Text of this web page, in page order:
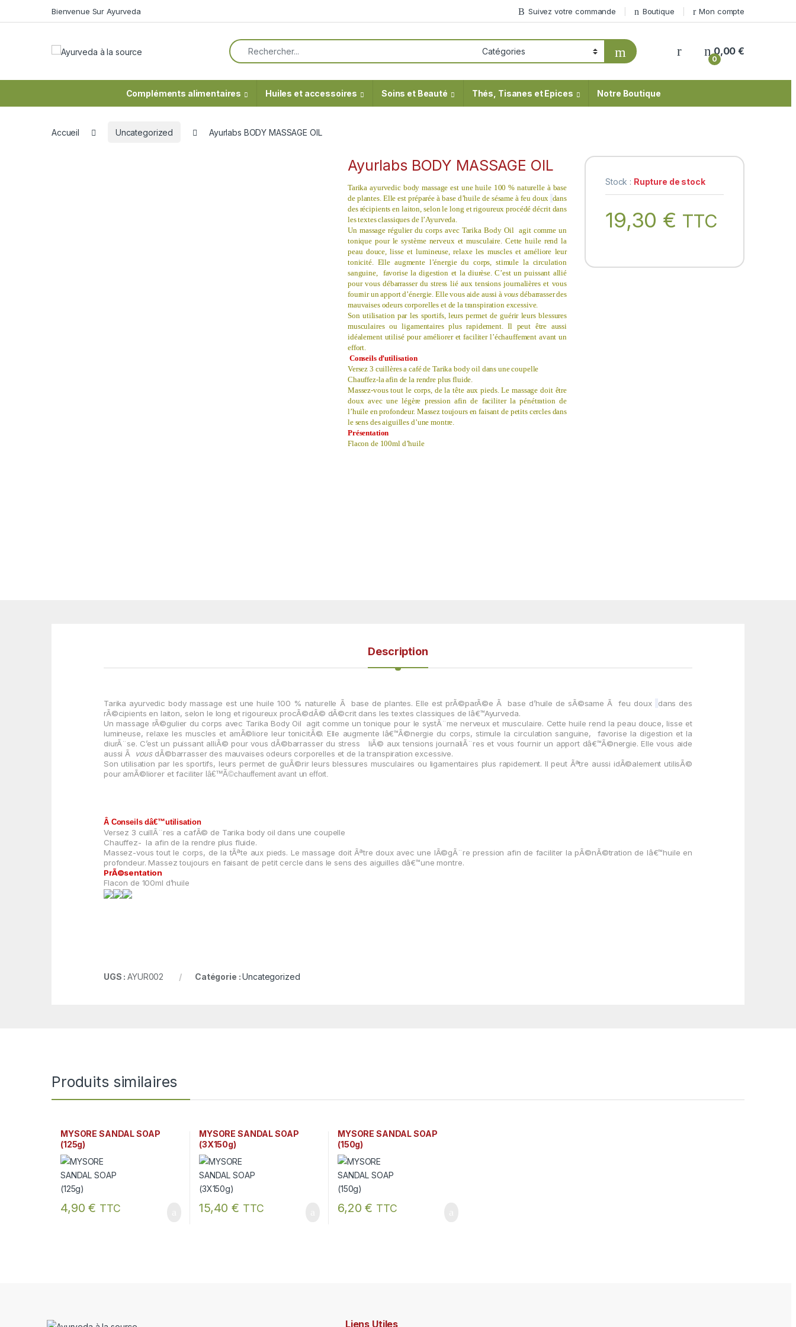
Bienvenue Sur Ayurveda Suivez votre commande Boutique Mon compte
Search for:
My Account
0
0,00€
Compléments alimentaires Huiles et accessoires Soins et Beauté Thés, Tisanes et Epices Notre Boutique
Accueil Uncategorized Ayurlabs BODY MASSAGE OIL
Ayurlabs BODY MASSAGE OIL
Tarika ayurvedic body massage est une huile 100 % naturelle à base
de plantes. Elle est préparée à base d’huile de sésame à feu doux dans
des récipients en laiton, selon le long et rigoureux procédé décrit dans
les textes classiques de l’Ayurveda.
Un massage régulier du corps avec Tarika Body Oil agit comme un
tonique pour le système nerveux et musculaire. Cette huile rend la
peau douce, lisse et lumineuse, relaxe les muscles et améliore leur
tonicité. Elle augmente l’énergie du corps, stimule la circulation
sanguine, favorise la digestion et la diurèse. C’est un puissant allié
pour vous débarrasser du stress lié aux tensions journalières et vous
fournir un apport d’énergie. Elle vous aide aussi à vous débarrasser des
mauvaises odeurs corporelles et de la transpiration excessive.
Son utilisation par les sportifs, leurs permet de guérir leurs blessures
musculaires ou ligamentaires plus rapidement. Il peut être aussi
idéalement utilisé pour améliorer et faciliter l’échauffement avant un
effort.
Conseils d’utilisation
Versez 3 cuillères a café de Tarika body oil dans une coupelle
Chauffez-la afin de la rendre plus fluide.
Massez-vous tout lecorps, de la tête aux pieds. Le massage doit être
doux avec une légère pression afin de faciliter la pénétration de
l’huile en profondeur. Massez toujours en faisant de petits cercles dans
le sens des aiguilles d’une montre.
Présentation
Flacon de 100ml d’huile
Stock : Rupture de stock
19,30 € TTC
Description
Tarika ayurvedic body massage est une huile 100 % naturelle Ã base de plantes. Elle est prÃ©parÃ©e Ã base d’huile de sÃ©same Ã feu doux
dans des
rÃ©cipients en laiton, selon le long et rigoureux procÃ©dÃ© dÃ©crit dans les textes classiques de lâ€™Ayurveda.
Un massage rÃ©gulier du corps avec Tarika Body Oil agit comme un tonique pour le systÃ¨me nerveux et musculaire. Cette huile rend la peau douce, lisse et
lumineuse, relaxe les muscles et amÃ©liore leur tonicitÃ©. Elle augmente lâ€™Ã©nergie du corps, stimule la circulation sanguine,
favorise la digestion et la
diurÃ¨se. C’est un puissant alliÃ© pour vous dÃ©barrasser du stress
liÃ© aux tensions journaliÃ¨res et vous fournir un apport dâ€™Ã©nergie. Elle vous aide
aussi Ã
vous dÃ©barrasser des mauvaises odeurs corporelles et de la transpiration excessive.
Son utilisation par les sportifs, leurs permet de guÃ©rir leurs blessures musculaires ou ligamentaires plus rapidement. Il peut Ãªtre aussi idÃ©alement utilisÃ©
pour amÃ©liorer et faciliter lâ€™Ã©chauffement avant un effort.
Â Conseils dâ€™utilisation
Versez 3 cuillÃ¨res a cafÃ© de Tarika body oil dans une coupelle
Chauffez- la afin de la rendre plus fluide.
Massez-vous tout le corps, de la tÃªte aux pieds. Le massage doit Ãªtre doux avec une lÃ©gÃ¨re pression afin de faciliter la pÃ©nÃ©tration de lâ€™huile en
profondeur. Massez toujours en faisant de petit cercle dans le sens des aiguilles dâ€™une montre.
PrÃ©sentation
Flacon de 100ml d’huile
UGS :AYUR002 Catégorie :Uncategorized
Produits similaires
MYSORE SANDAL SOAP
(125g)
4,90€ TTC
MYSORE SANDAL SOAP
(3X150g)
15,40€ TTC
MYSORE SANDAL SOAP
(150g)
6,20€ TTC
Liens Utiles